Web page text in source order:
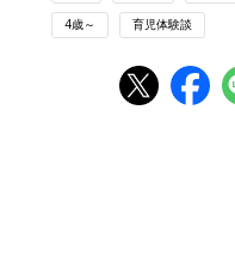
4歳～ 育児体験談